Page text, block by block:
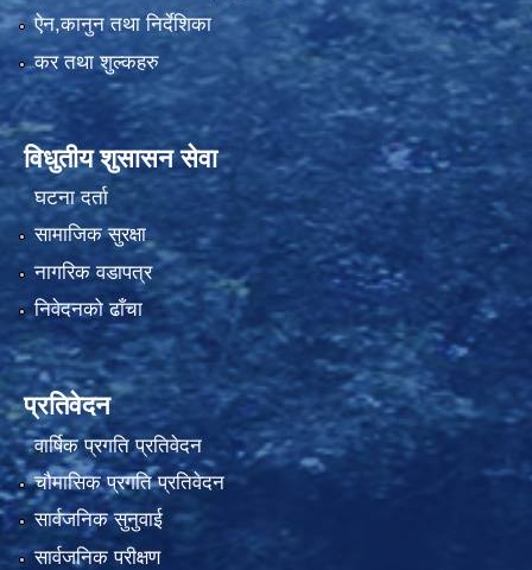
ऐन,कानुन तथा निर्देशिका
कर तथा शुल्कहरु
विधुतीय शुसासन सेवा
घटना दर्ता
सामाजिक सुरक्षा
नागरिक वडापत्र
निवेदनको ढाँचा
प्रतिवेदन
वार्षिक प्रगति प्रतिवेदन
चौमासिक प्रगति प्रतिवेदन
सार्वजनिक सुनुवाई
सार्वजनिक परीक्षण